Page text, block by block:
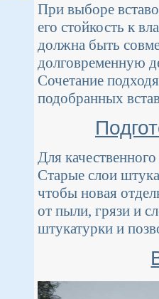
При выборе
его стойкость к
должна быть
долговременную
Сочетание
подобранных
Для
Старые слои
чтобы новая
от пыли, грязи и
штукатурки и